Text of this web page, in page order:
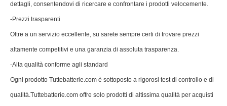
dettagli, consentendovi di ricercare e confrontare i prodotti velocemente.
-Prezzi trasparenti
Oltre a un servizio eccellente, su sarete sempre certi di trovare prezzi
altamente competitivi e una garanzia di assoluta trasparenza.
-Alta qualità conforme agli standard
Ogni prodotto Tuttebatterie.com è sottoposto a rigorosi test di controllo e di
qualità.Tuttebatterie.com offre solo prodotti di altissima qualità per acquisti